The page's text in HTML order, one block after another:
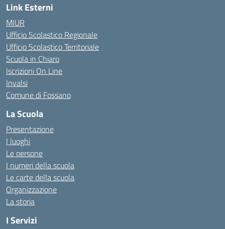
Link Esterni
MIUR
Ufficio Scolastico Regionale
Ufficio Scolastico Territoriale
Scuola in Chiaro
Iscrizioni On Line
Invalsi
Comune di Fossano
La Scuola
Presentazione
I luoghi
Le persone
I numeri della scuola
Le carte della scuola
Organizzazione
La storia
I Servizi